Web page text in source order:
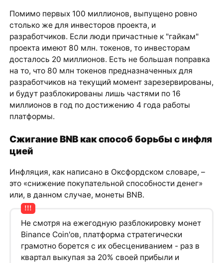
Помимо первых 100 миллионов, выпущено ровно
столько же для инвесторов проекта, и
разработчиков. Если люди причастные к "гайкам"
проекта имеют 80 млн. токенов, то инвесторам
досталось 20 миллионов. Есть не большая поправка
на то, что 80 млн токенов предназначенных для
разработчиков на текущий момент зарезервированы,
и будут разблокированы лишь частями по 16
миллионов в год по достижению 4 года работы
платформы.
Сжигание BNB как способ борьбы с инфля
цией
Инфляция, как написано в Оксфордском словаре, –
это «снижение покупательной способности денег»
или, в данном случае, монеты BNB.
Не смотря на ежегодную разблокировку монет
Binance Coin'ов, платформа стратегически
грамотно борется с их обесцениванием - раз в
квартал выкупая за 20% своей прибыли и